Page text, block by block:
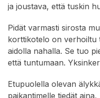
ja joustava, että tuskin
Pidät varmasti sirosta
korttikotelo on verhoiltu
aidolla nahalla. Se tuo
että tuntumaan.
Etupuolella olevan
paikantimelle tiedät